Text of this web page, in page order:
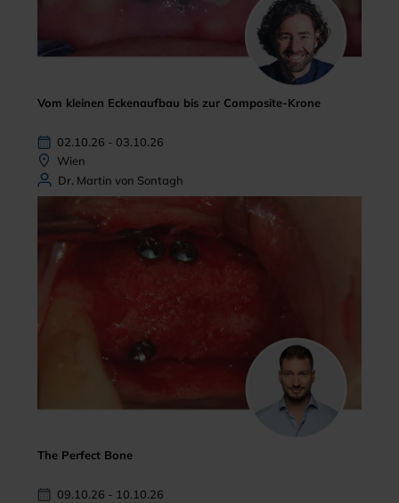
Vom kleinen Eckenaufbau bis zur Composite-Krone
02.10.26 - 03.10.26
Wien
Dr. Martin von Sontagh
The Perfect Bone
09.10.26 - 10.10.26